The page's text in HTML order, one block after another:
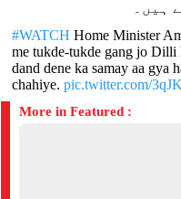
#WATCH Home Minister
me tukde-tukde gang jo Dilli
dand dene ka samay aa gya
chahiye.pic.twitter.com/
More in Featured :